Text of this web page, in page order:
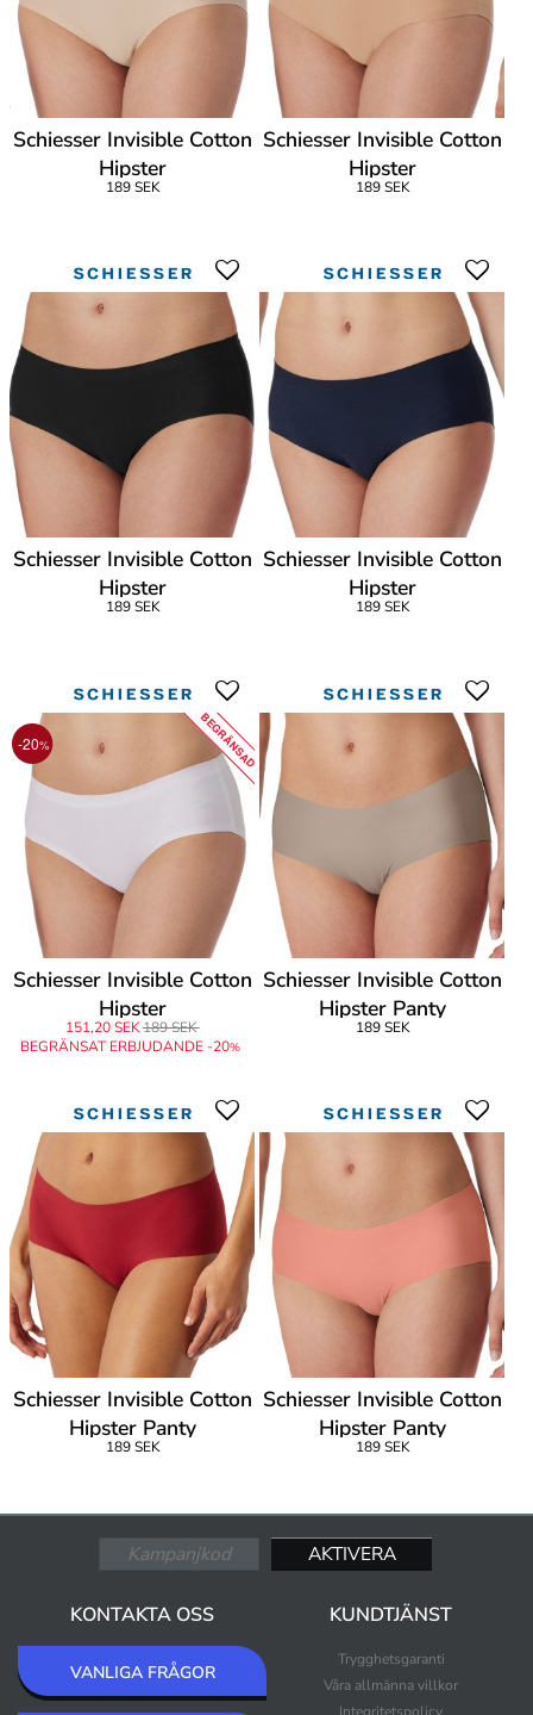
Schiesser Invisible Cotton
Hipster
189 SEK
Schiesser Invisible Cotton
Hipster
189 SEK
Schiesser Invisible Cotton
Hipster
189 SEK
Schiesser Invisible Cotton
Hipster
189 SEK
-20% BEGRÄNSAD
Schiesser Invisible Cotton
Hipster
151,20 SEK189 SEK
BEGRÄNSAT ERBJUDANDE -20%
Schiesser Invisible Cotton
Hipster Panty
189 SEK
Schiesser Invisible Cotton
Hipster Panty
189 SEK
Schiesser Invisible Cotton
Hipster Panty
189 SEK
KONTAKTA OSS
VANLIGA FRÅGOR
KUNDTJÄNST
Trygghetsgaranti
Våra allmänna villkor
Integritetspolicy